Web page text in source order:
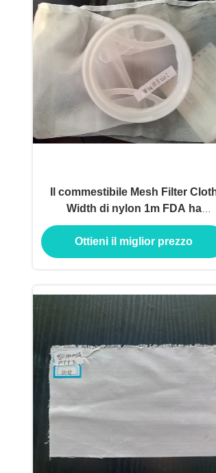
Il commestibile Mesh Filter
Width di nylon 1m FDA ha
certificato
Ottieni il miglior prezzo